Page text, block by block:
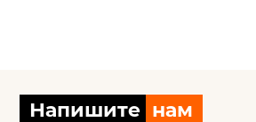
Напишите нам